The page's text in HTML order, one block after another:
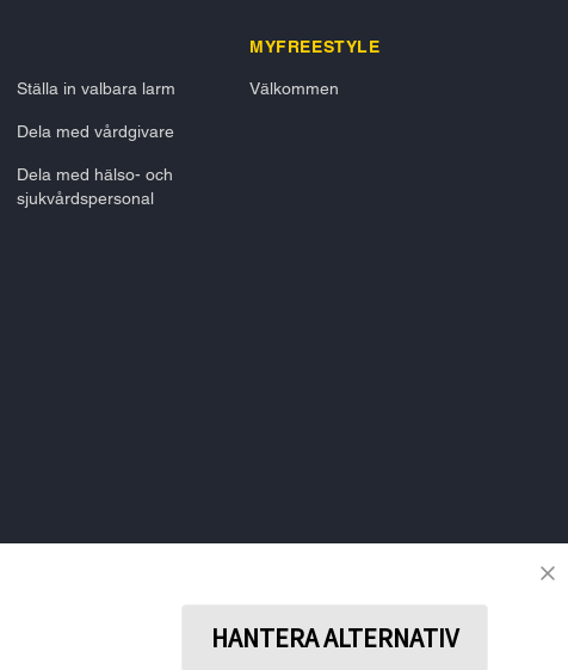
Ställa in valbara larm
Dela med vårdgivare
Dela med hälso- och
sjukvårdspersonal
MYFREESTYLE
Välkommen
HANTERA ALTERNATIV